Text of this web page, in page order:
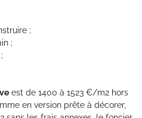
;
;
est de 1400 à 1523 €/m2 hors
en version prête à décorer,